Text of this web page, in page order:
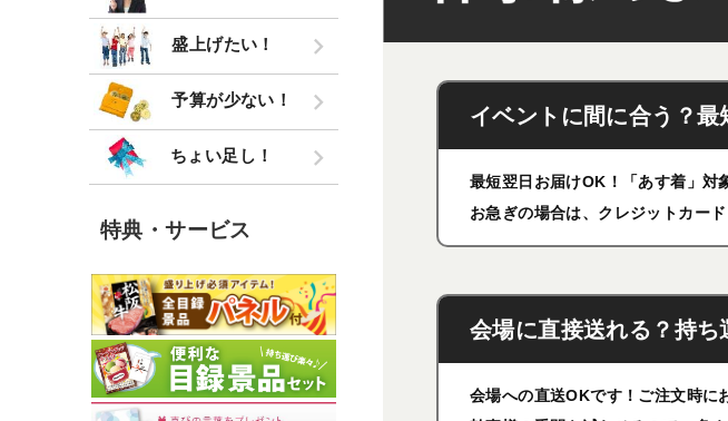
盛上げたい！
予算が少ない！
ちょい足し！
特典・サービス
イベントに間に合う？最
最短翌日お届けOK！「あす着」対
お急ぎの場合は、クレジットカー
会場に直接送れる？持ち
会場への直送OKです！ご注文時に